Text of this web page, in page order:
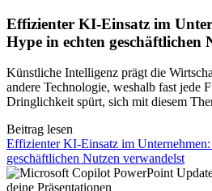
Effizienter KI-Einsatz im
Hype in echten geschäftlichen
Künstliche Intelligenz prägt die
andere Technologie, weshalb fast jede
Dringlichkeit spürt, sich mit diesem
Beitrag lesen
Effizienter KI-Einsatz im
geschäftlichen Nutzen verwandelst